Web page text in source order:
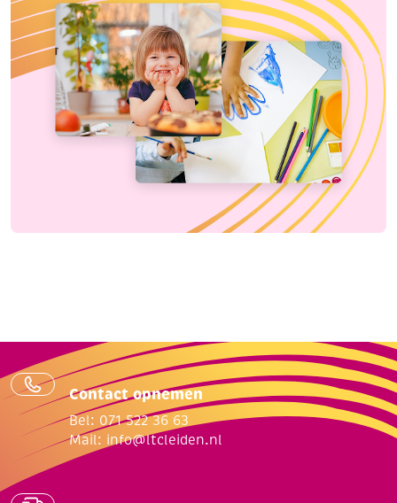
Contact opnemen
Bel: 071 522 36 63
Mail: info@ltcleiden.nl